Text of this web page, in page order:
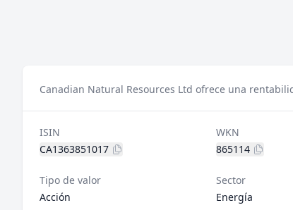
Canadian Natural Resources Ltd ofrece una
ISIN
CA1363851017
WKN
865114
Tipo de valor
Acción
Sector
Energía